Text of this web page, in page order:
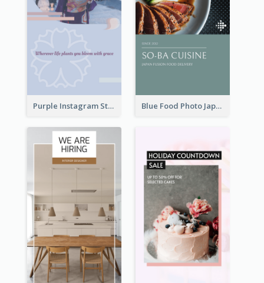
Purple Instagram Story Blue Food Photo Japan Cuisine Instagram Story